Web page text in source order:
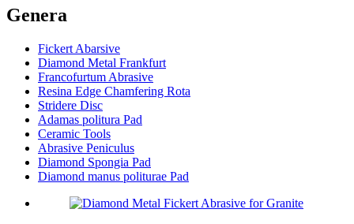
Genera
Fickert Abarsive
Diamond Metal Frankfurt
Francofurtum Abrasive
Resina Edge Chamfering Rota
Stridere Disc
Adamas politura Pad
Ceramic Tools
Abrasive Peniculus
Diamond Spongia Pad
Diamond manus politurae Pad